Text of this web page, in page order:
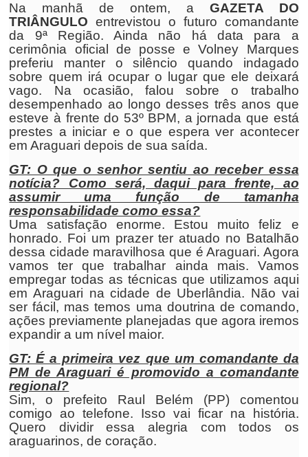
Na manhã de ontem, a GAZETA DO
TRIÂNGULO entrevistou o futuro comandante
da 9ª Região. Ainda não há data para a
cerimônia oficial de posse e Volney Marques
preferiu manter o silêncio quando indagado
sobre quem irá ocupar o lugar que ele deixará
vago. Na ocasião, falou sobre o trabalho
desempenhado ao longo desses três anos que
esteve à frente do 53º BPM, a jornada que está
prestes a iniciar e o que espera ver acontecer
em Araguari depois de sua saída.
GT: O que o senhor sentiu ao receber essa
notícia? Como será, daqui para frente, ao
assumir uma função de tamanha
responsabilidade como essa?
Uma satisfação enorme. Estou muito feliz e
honrado. Foi um prazer ter atuado no Batalhão
dessa cidade maravilhosa que é Araguari. Agora
vamos ter que trabalhar ainda mais. Vamos
empregar todas as técnicas que utilizamos aqui
em Araguari na cidade de Uberlândia. Não vai
ser fácil, mas temos uma doutrina de comando,
ações previamente planejadas que agora iremos
expandir a um nível maior.
GT: É a primeira vez que um comandante da
PM de Araguari é promovido a comandante
regional?
Sim, o prefeito Raul Belém (PP) comentou
comigo ao telefone. Isso vai ficar na história.
Quero dividir essa alegria com todos os
araguarinos, de coração.